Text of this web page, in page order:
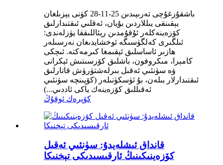
باشقۇرغۇچى تەرىپىدىن 25-11-28 كۈنى يېزىلغان
يېقىنقى يىللاردىن بۇيان، ئەقلىي ئىقتىدارلىق
كۆزەينەكلەر ئۇقۇمدىن رېئاللىققا يۈزلەندى:
ئىلگىرى كەلگۈسىگە ئوخشايدىغان نەرسىلەر
ھازىر ئاساسلىق ئېقىمغا كىرمەكتە. ئىچكى
كامېرا، مىكروفون، باشلىق كۆرسىتىش ئېكرانى
ۋە سۈنئىي ئەقىل بىرلەشتۈرۈش قاتارلىق
ئىقتىدارلار بىلەن، بۇ ئۈسكۈنىلەر (كۆپىنچە سۈنئىي
ئەقىللىق كۆزەينەك ياكى ئاددىي...)
كۆپرەك ئوقۇڭ
قانداق ئىشلەيدۇ: سۈنئىي ئەقىل
كۆزەينىكىنىڭ ئارقىسىدىكى تېخنىكا